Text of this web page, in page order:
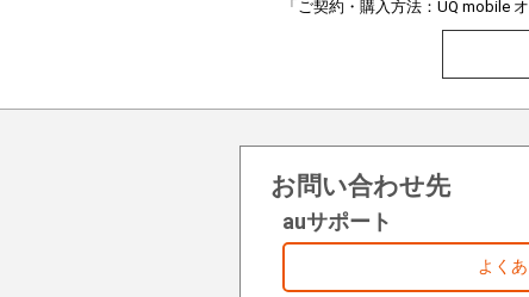
「ご契約・購入方法：UQ mobile
お問い合わせ先
auサポート
よく